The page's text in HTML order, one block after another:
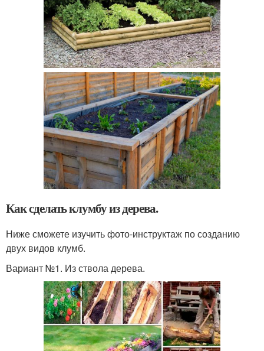
Как сделать клумбу из дерева.
Ниже сможете изучить фото-инструктаж по созданию
двух видов клумб.
Вариант №1. Из ствола дерева.